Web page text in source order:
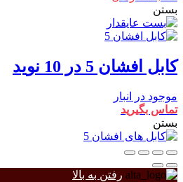
بستن
کابل افشان 5 در 10 نوید
موجود در انبار
تماس بگیرید
بستن
رفتن به بالا